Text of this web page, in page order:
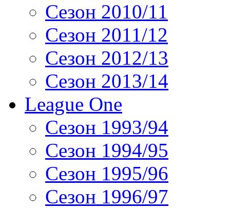
Сезон 2010/11
Сезон 2011/12
Сезон 2012/13
Сезон 2013/14
League One
Сезон 1993/94
Сезон 1994/95
Сезон 1995/96
Сезон 1996/97